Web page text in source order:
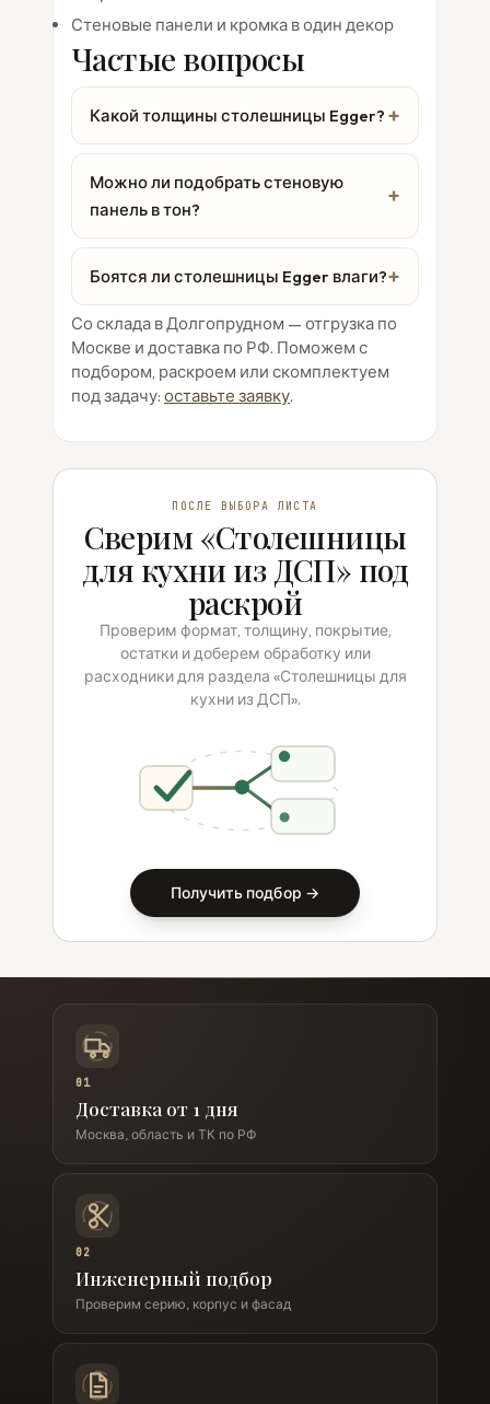
Стеновые панели и кромка в один декор
Частые вопросы
Какой толщины столешницы Egger?
Можно ли подобрать стеновую
панель в тон?
Боятся ли столешницы Egger влаги?
Со склада в Долгопрудном — отгрузка по
Москве и доставка по РФ. Поможем с
подбором, раскроем или скомплектуем
под задачу: оставьте заявку.
ПОСЛЕ ВЫБОРА ЛИСТА
Сверим «Столешницы
для кухни из ДСП» под
раскрой
Проверим формат, толщину, покрытие,
остатки и доберем обработку или
расходники для раздела «Столешницы для
кухни из ДСП».
Получить подбор →
01
Доставка от 1 дня
Москва, область и ТК по РФ
02
Инженерный подбор
Проверим серию, корпус и фасад